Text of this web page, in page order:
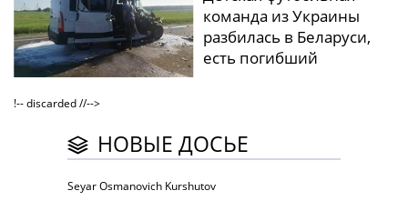
команда из Украины
разбилась в Беларуси,
есть погибший
!-- discarded //-->
НОВЫЕ ДОСЬЕ
Seyar Osmanovich Kurshutov